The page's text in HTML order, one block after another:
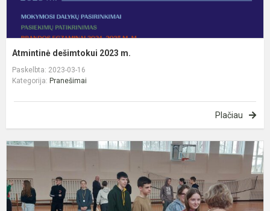
Atmintinė dešimtokui 2023 m.
Paskelbta: 2023-03-16
Kategorija: Pranešimai
Plačiau